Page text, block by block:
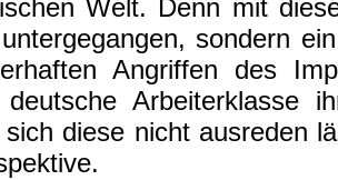
Welt. Denn mit
sondern
Angriffen des
Arbeiterklasse
diese nicht ausreden